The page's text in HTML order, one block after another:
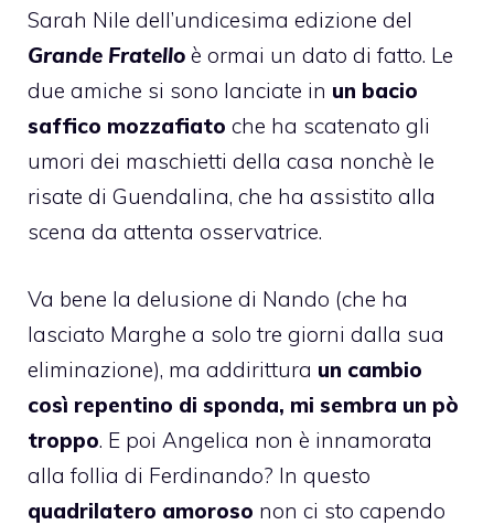
Sarah Nile dell’undicesima edizione del
Grande Fratello è ormai un dato di fatto. Le
due amiche si sono lanciate in un bacio
saffico mozzafiato che ha scatenato gli
umori dei maschietti della casa nonchè le
risate di Guendalina, che ha assistito alla
scena da attenta osservatrice.
Va bene la delusione di Nando (che ha
lasciato Marghe a solo tre giorni dalla sua
eliminazione), ma addirittura un cambio
così repentino di sponda, mi sembra un pò
troppo. E poi Angelica non è innamorata
alla follia di Ferdinando? In questo
quadrilatero amoroso non ci sto capendo